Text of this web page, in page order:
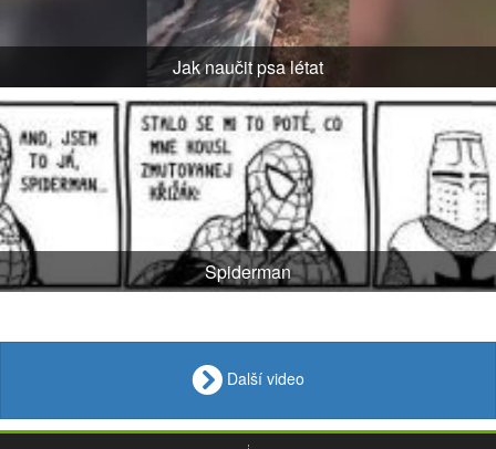
Jak naučit psa létat
Spiderman
Další video